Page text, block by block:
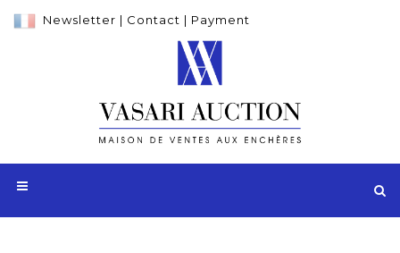
Newsletter | Contact | Payment